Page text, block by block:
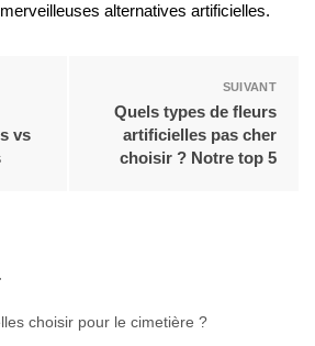
alternatives artificielles.
vs
SUIVANT
Quels types de fleurs
artificielles pas cher
choisir ? Notre top 5
choisir pour le cimetière ?